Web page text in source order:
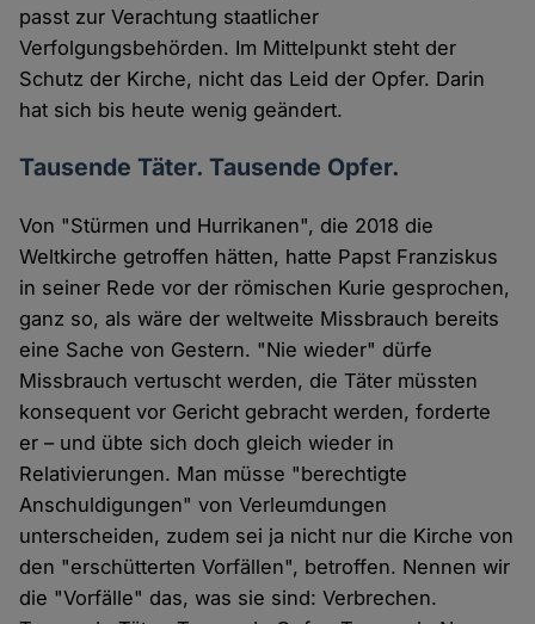
passt zur Verachtung staatlicher
Verfolgungsbehörden. Im Mittelpunkt steht der
Schutz der Kirche, nicht das Leid der Opfer. Darin
hat sich bis heute wenig geändert.
Tausende Täter. Tausende Opfer.
Von "Stürmen und Hurrikanen", die 2018 die
Weltkirche getroffen hätten, hatte Papst Franziskus
in seiner Rede vor der römischen Kurie gesprochen,
ganz so, als wäre der weltweite Missbrauch bereits
eine Sache von Gestern. "Nie wieder" dürfe
Missbrauch vertuscht werden, die Täter müssten
konsequent vor Gericht gebracht werden, forderte
er – und übte sich doch gleich wieder in
Relativierungen. Man müsse "berechtigte
Anschuldigungen" von Verleumdungen
unterscheiden, zudem sei ja nicht nur die Kirche von
den "erschütterten Vorfällen", betroffen. Nennen wir
die "Vorfälle" das, was sie sind: Verbrechen.